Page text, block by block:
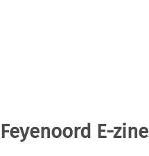
Feyenoord E-zine